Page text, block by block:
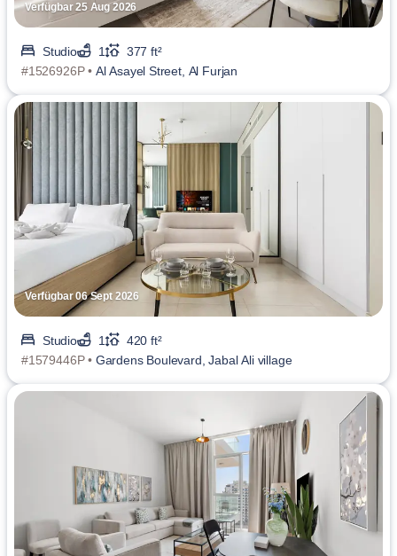
Verfügbar 25 Aug 2026
Studio 1
377 ft²
#1526926P • Al Asayel Street, Al Furjan
Verfügbar 06 Sept 2026
Studio 1
420 ft²
#1579446P • Gardens Boulevard, Jabal Ali village